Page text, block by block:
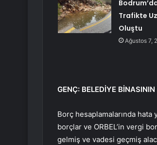
Trafikte
Oluştu
Ağustos 7,
GENÇ: BELEDİYE
Borç hesaplamalarında hata
borçlar ve ORBEL’in vergi
gelmiş ve vadesi geçmiş